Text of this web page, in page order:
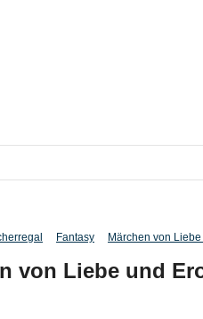
Fantasy Märchen von
von Liebe und